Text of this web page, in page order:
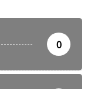
0